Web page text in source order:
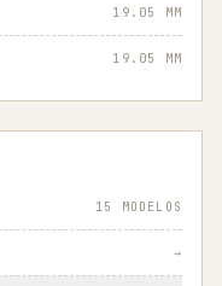
19.05 MM
19.05 MM
15 MODELOS
→